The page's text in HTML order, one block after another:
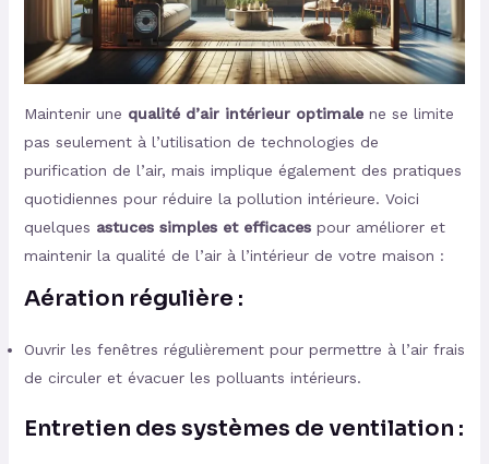
Maintenir une qualité d’air intérieur optimalene se limite
pas seulement à l’utilisation de technologies de
purification de l’air, mais implique également des pratiques
quotidiennes pour réduire la pollution intérieure. Voici
quelques astuces simples et efficacespour améliorer et
maintenir la qualité de l’air à l’intérieur de votre maison :
Aération régulière :
Ouvrir les fenêtres régulièrement pour permettre à l’air frais
de circuler et évacuer les polluants intérieurs.
Entretien des systèmes de ventilation :